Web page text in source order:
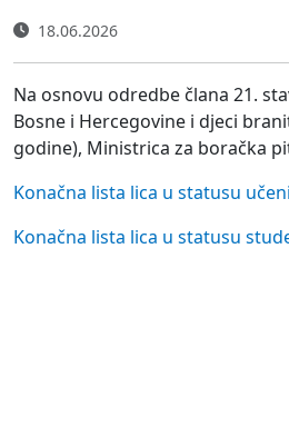
18.06.2026
Na osnovu odredbe člana 21.
Bosne i Hercegovine i djeci
godine), Ministrica za boračka
Konačna lista lica u statusu
Konačna lista lica u statusu